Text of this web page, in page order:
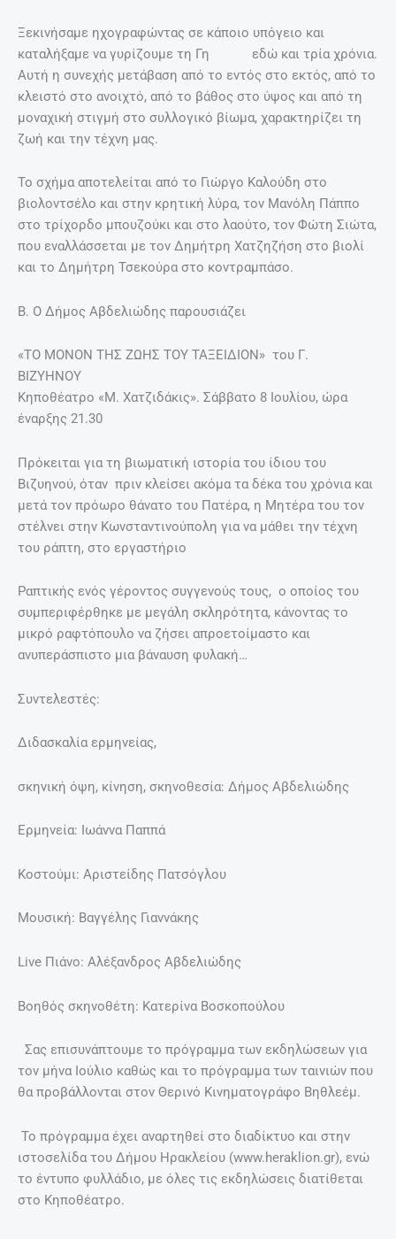
Ξεκινήσαμε ηχογραφώντας σε κάποιο υπόγειο και
καταλήξαμε να γυρίζουμε τη Γη εδώ και τρία χρόνια.
Αυτή η συνεχής μετάβαση από το εντός στο εκτός, από το
κλειστό στο ανοιχτό, από το βάθος στο ύψος και από τη
μοναχική στιγμή στο συλλογικό βίωμα, χαρακτηρίζει τη
ζωή και την τέχνη μας.
Το σχήμα αποτελείται από το Γιώργο Καλούδη στο
βιολοντσέλο και στην κρητική λύρα, τον Μανόλη Πάππο
στο τρίχορδο μπουζούκι και στο λαούτο, τον Φώτη Σιώτα,
που εναλλάσσεται με τον Δημήτρη Χατζηζήση στο βιολί
και το Δημήτρη Τσεκούρα στο κοντραμπάσο.
Β. Ο Δήμος Αβδελιώδης παρουσιάζει
«ΤΟ ΜΟΝΟΝ ΤΗΣ ΖΩΗΣ ΤΟΥ ΤΑΞΕΙΔΙΟΝ» του Γ.
ΒΙΖΥΗΝΟΥ
Κηποθέατρο «Μ. Χατζιδάκις». Σάββατο 8 Ιουλίου, ώρα
έναρξης 21.30
Πρόκειται για τη βιωματική ιστορία του ίδιου του
Βιζυηνού, όταν πριν κλείσει ακόμα τα δέκα του χρόνια και
μετά τον πρόωρο θάνατο του Πατέρα, η Μητέρα του τον
στέλνει στην Κωνσταντινούπολη για να μάθει την τέχνη
του ράπτη, στο εργαστήριο
Ραπτικής ενός γέροντος συγγενούς τους, ο οποίος του
συμπεριφέρθηκε με μεγάλη σκληρότητα, κάνοντας το
μικρό ραφτόπουλο να ζήσει απροετοίμαστο και
ανυπεράσπιστο μια βάναυση φυλακή…
Συντελεστές:
Διδασκαλία ερμηνείας,
σκηνική όψη, κίνηση, σκηνοθεσία: Δήμος Αβδελιώδης
Ερμηνεία: Ιωάννα Παππά
Κοστούμι: Αριστείδης Πατσόγλου
Μουσική: Βαγγέλης Γιαννάκης
Live Πιάνο: Αλέξανδρος Αβδελιώδης
Βοηθός σκηνοθέτη: Κατερίνα Βοσκοπούλου
Σας επισυνάπτουμε το πρόγραμμα των εκδηλώσεων για
τον μήνα Ιούλιο καθώς και το πρόγραμμα των ταινιών που
θα προβάλλονται στον Θερινό Κινηματογράφο Βηθλεέμ.
Το πρόγραμμα έχει αναρτηθεί στο διαδίκτυο και στην
ιστοσελίδα του Δήμου Ηρακλείου (www.heraklion.gr), ενώ
το έντυπο φυλλάδιο, με όλες τις εκδηλώσεις διατίθεται
στο Κηποθέατρο.